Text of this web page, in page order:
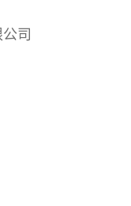
司